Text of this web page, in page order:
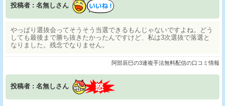
投稿者 : 名無しさん
やっぱり選抜会ってそうそう当選できるもんじゃないですよね。どう
しても最後まで勝ち抜きたかったんですけど、私は3次選抜で落選と
なりました。残念でなりません。
阿部辰巳の3連複手法無料配信の口コミ情報
投稿者 : 名無しさん